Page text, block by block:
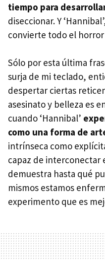
tiempo para
diseccionar. Y
convierte todo el horror
Sólo por esta última
surja de mi teclado,
despertar ciertas
asesinato y belleza es
cuando ‘Hannibal’
como una forma de
intrínseca como
capaz de interconectar
demuestra hasta qué
mismos estamos
experimento que es